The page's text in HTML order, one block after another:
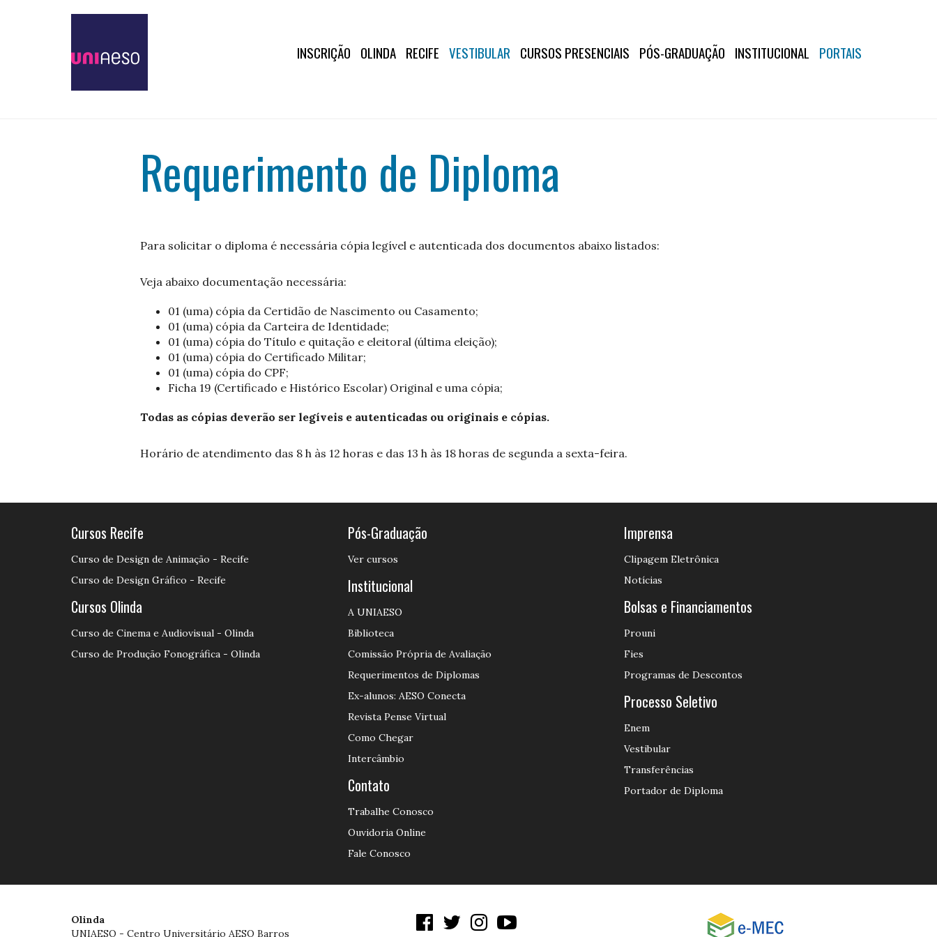
INSCRIÇÃO OLINDA RECIFE VESTIBULAR CURSOS PRESENCIAIS PÓS-GRADUAÇÃO INSTITUCIONAL PORTAIS
Requerimento de Diploma
Para solicitar o diploma é necessária cópia legível e autenticada dos documentos abaixo listados:
Veja abaixo documentação necessária:
01 (uma) cópia da Certidão de Nascimento ou Casamento;
01 (uma) cópia da Carteira de Identidade;
01 (uma) cópia do Título e quitação e eleitoral (última eleição);
01 (uma) cópia do Certificado Militar;
01 (uma) cópia do CPF;
Ficha 19 (Certificado e Histórico Escolar) Original e uma cópia;
Todas as cópias deverão ser legíveis e autenticadas ou originais e cópias.
Horário de atendimento das 8 h às 12 horas e das 13 h às 18 horas de segunda a sexta-feira.
Cursos Recife
Curso de Design de Animação - Recife
Curso de Design Gráfico - Recife
Cursos Olinda
Curso de Cinema e Audiovisual - Olinda
Curso de Produção Fonográfica - Olinda
Pós-Graduação
Ver cursos
Institucional
A UNIAESO
Biblioteca
Comissão Própria de Avaliação
Requerimentos de Diplomas
Ex-alunos: AESO Conecta
Revista Pense Virtual
Como Chegar
Intercâmbio
Contato
Trabalhe Conosco
Ouvidoria Online
Fale Conosco
Imprensa
Clipagem Eletrônica
Notícias
Bolsas e Financiamentos
Prouni
Fies
Programas de Descontos
Processo Seletivo
Enem
Vestibular
Transferências
Portador de Diploma
Olinda
UNIAESO - Centro Universitário AESO Barros